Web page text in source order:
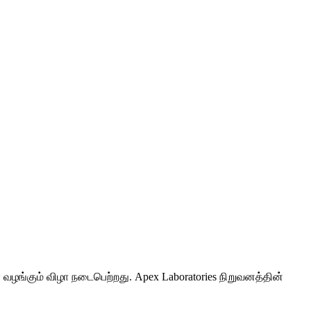
விழா நடைபெற்றது. Apex Laboratories நிறுவனத்தின்